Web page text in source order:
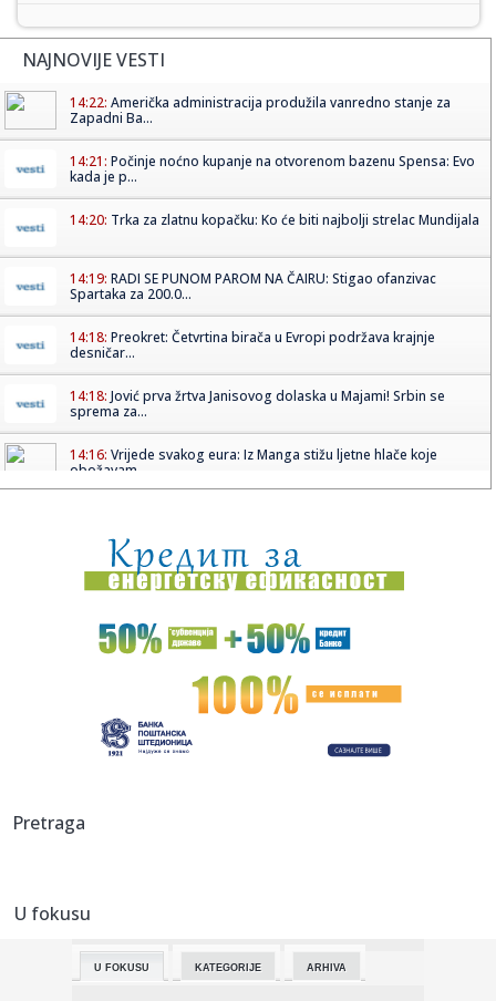
NAJNOVIJE VESTI
14:22: Američka administracija produžila vanredno stanje za
Zapadni Ba...
14:21: Počinje noćno kupanje na otvorenom bazenu Spensa: Evo
kada je p...
14:20: Trka za zlatnu kopačku: Ko će biti najbolji strelac Mundijala
14:19: RADI SE PUNOM PAROM NA ČAIRU: Stigao ofanzivac
Spartaka za 200.0...
14:18: Preokret: Četvrtina birača u Evropi podržava krajnje
desničar...
14:18: Jović prva žrtva Janisovog dolaska u Majami! Srbin se
sprema za...
14:16: Vrijede svakog eura: Iz Manga stižu ljetne hlače koje
obožavam...
14:13:Skinuo se go, pa se popeo na krov vozila Hitne pomoći!
Skandal u...
14:09:Mali: Javni dug Srbije 43,7% BDP, dobra fiskalna politika
glavni ...
Jokić: Ne znam da li sam zaslužio, privilegija je i
14:07:Gradonačelnik Vranja: Gašenja IT odeljenja (ipak) neće biti
...
14:04:
14:03:
POSLEDNjA TRIBINA U SEZONI: „Niko nije rekao da će biti
Pretraga
U fokusu
U FOKUSU KATEGORIJE ARHIVA